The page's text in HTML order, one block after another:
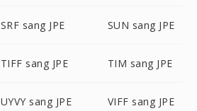
SRF sang JPE SUN sang JPE
TIFF sang JPE TIM sang JPE
UYVY sang JPE VIFF sang JPE